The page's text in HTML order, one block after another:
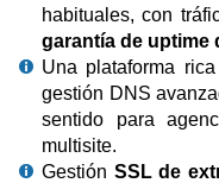
habituales, con
garantía de uptime
Una plataforma
gestión DNS
sentido para
multisite.
Gestión SSL de